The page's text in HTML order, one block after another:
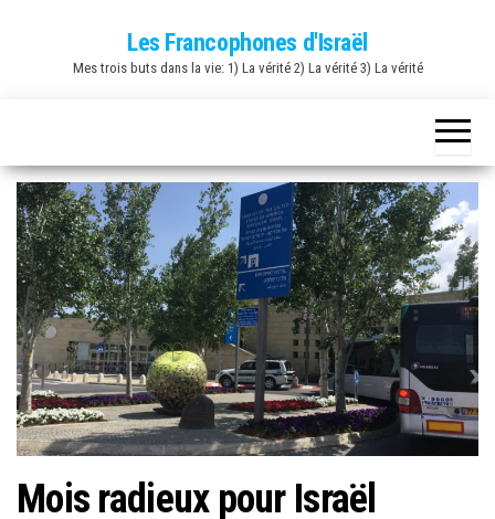
Les Francophones d'Israël
Mes trois buts dans la vie: 1) La vérité 2) La vérité 3) La vérité
Mois radieux pour Israël